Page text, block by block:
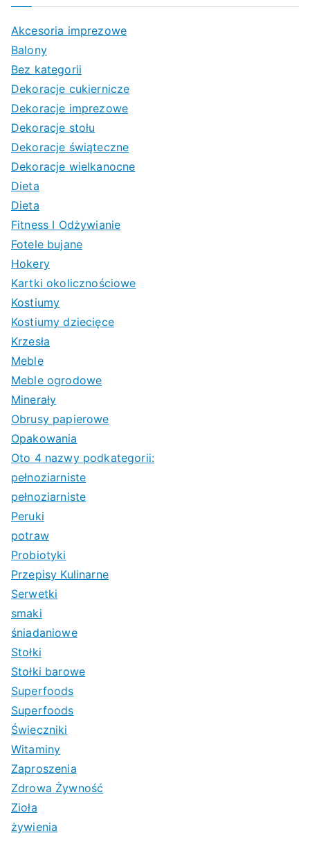
Akcesoria imprezowe
Balony
Bez kategorii
Dekoracje cukiernicze
Dekoracje imprezowe
Dekoracje stołu
Dekoracje świąteczne
Dekoracje wielkanocne
Dieta
Dieta
Fitness I Odżywianie
Fotele bujane
Hokery
Kartki okolicznościowe
Kostiumy
Kostiumy dziecięce
Krzesła
Meble
Meble ogrodowe
Minerały
Obrusy papierowe
Opakowania
Oto 4 nazwy podkategorii:
pełnoziarniste
pełnoziarniste
Peruki
potraw
Probiotyki
Przepisy Kulinarne
Serwetki
smaki
śniadaniowe
Stołki
Stołki barowe
Superfoods
Superfoods
Świeczniki
Witaminy
Zaproszenia
Zdrowa Żywność
Zioła
żywienia